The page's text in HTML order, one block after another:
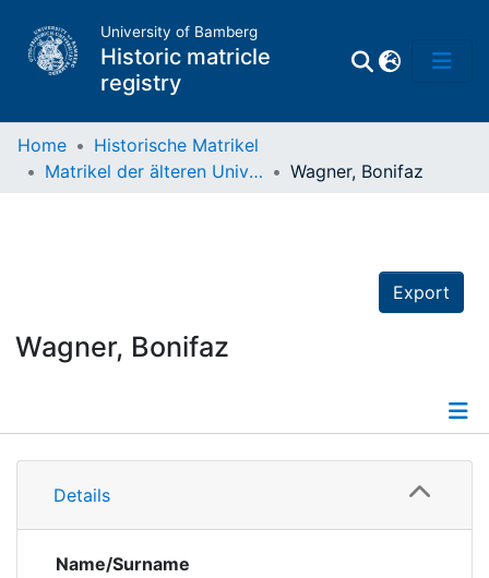
University of Bamberg
Historic matricle
registry
Home
Historische Matrikel
Matrikel der älteren Universität
Wagner, Bonifaz
Export
Wagner, Bonifaz
Details
Details
Name/Surname